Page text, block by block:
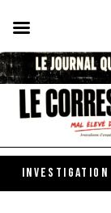
INVESTIGATION